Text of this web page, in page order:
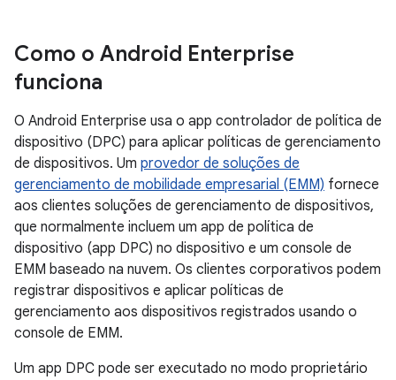
Como o Android Enterprise
funciona
O Android Enterprise usa o app controlador de política de
dispositivo (DPC) para aplicar políticas de gerenciamento
de dispositivos. Um provedor de soluções de
gerenciamento de mobilidade empresarial (EMM) fornece
aos clientes soluções de gerenciamento de dispositivos,
que normalmente incluem um app de política de
dispositivo (app DPC) no dispositivo e um console de
EMM baseado na nuvem. Os clientes corporativos podem
registrar dispositivos e aplicar políticas de
gerenciamento aos dispositivos registrados usando o
console de EMM.
Um app DPC pode ser executado no modo proprietário